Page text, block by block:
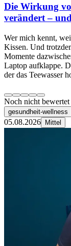
Die Wirkung
verändert –
Wer mich kennt,
Kissen. Und
Momente
Laptop aufklappe.
der das Teewasser
Noch nicht bewertet
gesundheit-wellness
05.08.2026 Mittel